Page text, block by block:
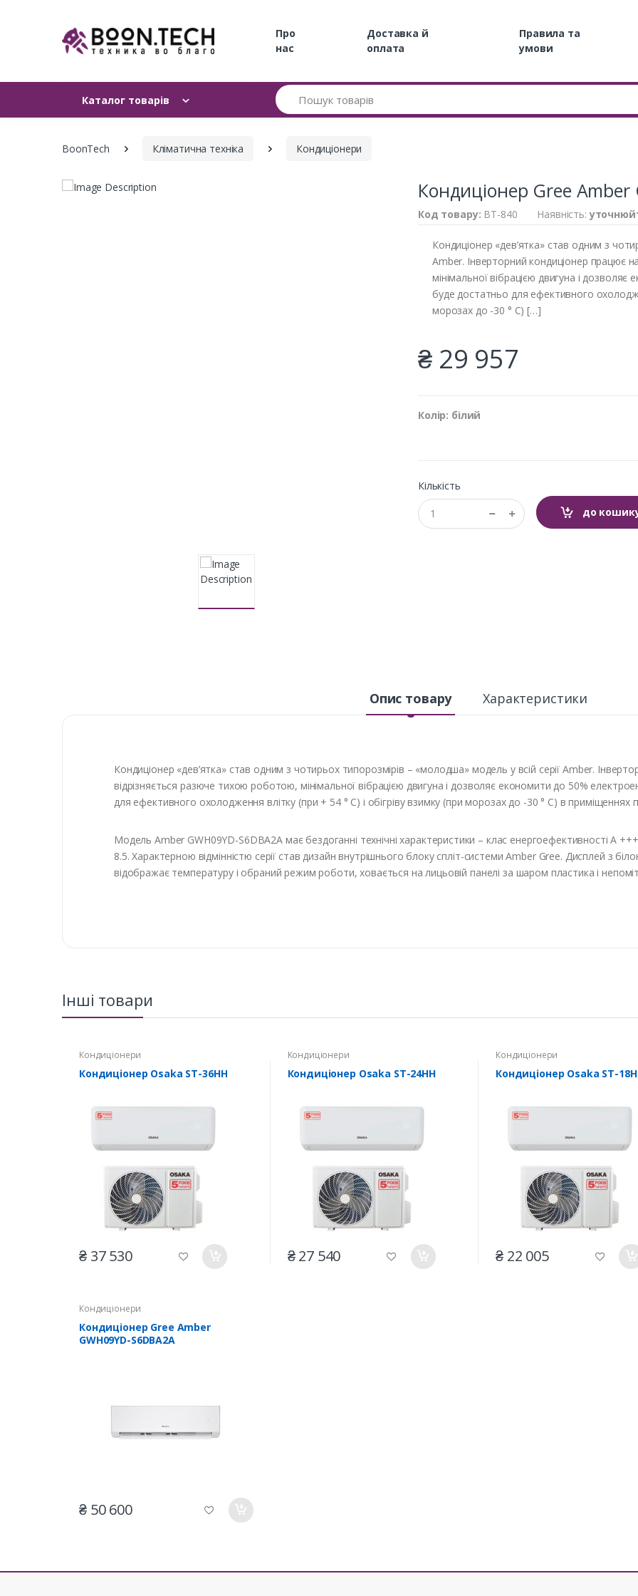
Про
нас
Доставка й
оплата
Правила та
умови
Каталог товарів
Пошук
BoonTech Кліматична техніка Кондиціонери
Кондиціонер Gree Amber
Код товару: BT-840 Наявність:
Кондиціонер «дев’ятка» став одним з
Amber. Інверторний кондиціонер працює
мінімальної вібрацією двигуна і
буде достатньо для ефективного
морозах до -30 ° С) […]
₴ 29 957
Колір: білий
Кількість
до
Опис товару Характеристики
Кондиціонер «дев’ятка» став одним з чотирьох типорозмірів – «молодша» модель у всій серії Amber.
відрізняється разюче тихою роботою, мінімальної вібрацією двигуна і дозволяє економити до 50%
для ефективного охолодження влітку (при + 54 ° С) і обігріву взимку (при морозах до -30 ° С) в
Модель Amber GWH09YD-S6DBA2A має бездоганні технічні характеристики – клас енергоефективності А
8.5. Характерною відмінністю серії став дизайн внутрішнього блоку спліт-системи Amber Gree. Дисплей з
відображає температуру і обраний режим роботи, ховається на лицьовій панелі за шаром пластика і
Інші товари
Кондиціонери
Кондиціонер Osaka ST-36HH
₴ 37 530
Кондиціонери
Кондиціонер Osaka ST-24HH
₴ 27 540
Кондиціонери
Кондиціонер Osaka ST-
₴ 22 005
Кондиціонери
Кондиціонер Gree Amber
GWH09YD-S6DBA2A
₴ 50 600